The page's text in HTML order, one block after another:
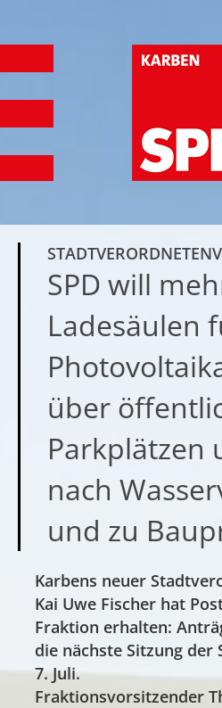
SPD will
Ladesäulen
über
Parkplätzen
nach
und zu
Karbens neuer
Kai Uwe Fischer hat
Fraktion erhalten:
die nächste Sitzung
7. Juli.
Fraktionsvorsitzender